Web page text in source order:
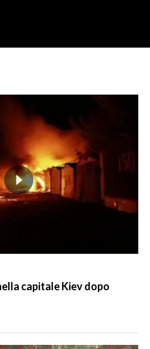
capitale Kiev dopo